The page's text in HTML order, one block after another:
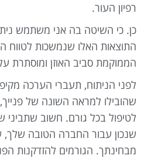
רפיון העור.
כן. כי השיטה בה אני משתמש
התוצאות האלו שנמשכות לטווח
הממוקמת סביב האוזן ומוסתרת
לפני הניתוח, תעברי הערכה
שהובילו למראה השונה של
לטיפול בכל גורם. חשוב
שנכון עבור החברה הטובה שלך,
מבחינתך. הגורמים להזדקנות